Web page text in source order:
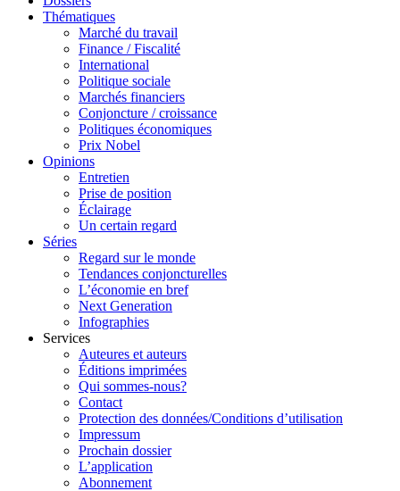
Thématiques
Marché du travail
Finance / Fiscalité
International
Politique sociale
Marchés financiers
Conjoncture / croissance
Politiques économiques
Prix Nobel
Opinions
Entretien
Prise de position
Éclairage
Un certain regard
Séries
Regard sur le monde
Tendances conjoncturelles
L’économie en bref
Next Generation
Infographies
Services
Auteures et auteurs
Éditions imprimées
Qui sommes-nous?
Contact
Protection des données/Conditions d’utilisation
Impressum
Prochain dossier
L’application
Abonnement